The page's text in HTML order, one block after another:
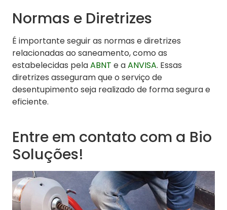
Normas e Diretrizes
É importante seguir as normas e diretrizes
relacionadas ao saneamento, como as
estabelecidas pelaABNT e aANVISA. Essas
diretrizes asseguram que o serviço de
desentupimento seja realizado de forma segura e
eficiente.
Entre em contato com a Bio
Soluções!